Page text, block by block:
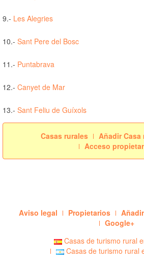
9.- Les Alegries
10.- Sant Pere del Bosc
11.- Puntabrava
12.- Canyet de Mar
13.- Sant Feliu de Guíxols
Casas rurales
Añadir Casa
Acceso
Aviso legal Propietarios
Google+
Casas de turismo rural
Casas de turismo rural